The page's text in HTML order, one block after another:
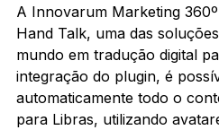
A Innovarum Marketing
Hand Talk, uma das
mundo em tradução digital
integração do plugin, é
automaticamente todo o
para Libras, utilizando